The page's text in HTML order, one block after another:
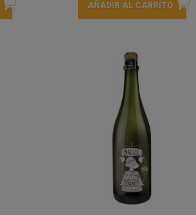
AÑADIR AL CARRITO